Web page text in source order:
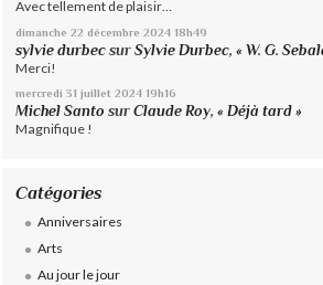
Avec tellement de plaisir…
dimanche 22 décembre 2024 18h49
sylvie durbec surSylvie Durbec, « W. G.
Merci!
mercredi 31 juillet 2024 19h16
Michel Santo surClaude Roy, « Déjà tard »
Magnifique !
Catégories
Anniversaires
Arts
Au jour le jour